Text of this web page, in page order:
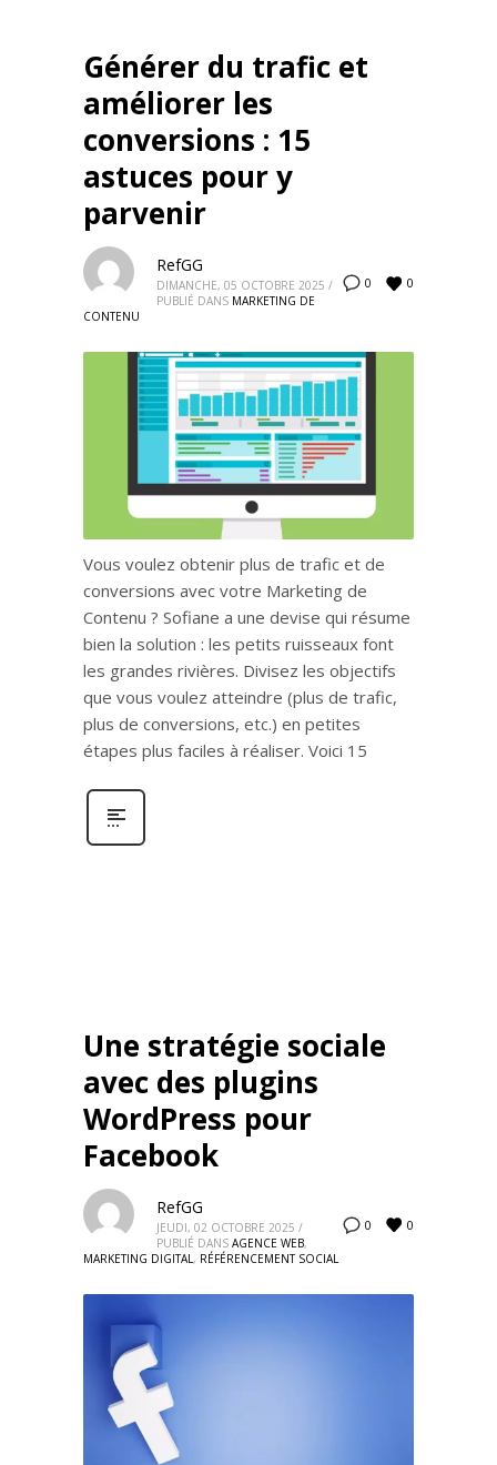
Générer du trafic et
améliorer les
conversions : 15
astuces pour y
parvenir
0 0
RefGG
DIMANCHE, 05 OCTOBRE 2025 /
PUBLIÉ DANS MARKETING DE
CONTENU
Vous voulez obtenir plus de trafic et de
conversions avec votre Marketing de
Contenu ? Sofiane a une devise qui résume
bien la solution : les petits ruisseaux font
les grandes rivières. Divisez les objectifs
que vous voulez atteindre (plus de trafic,
plus de conversions, etc.) en petites
étapes plus faciles à réaliser. Voici 15
Une stratégie sociale
avec des plugins
WordPress pour
Facebook
0 0
RefGG
JEUDI, 02 OCTOBRE 2025 /
PUBLIÉ DANS AGENCE WEB,
MARKETING DIGITAL , RÉFÉRENCEMENT SOCIAL